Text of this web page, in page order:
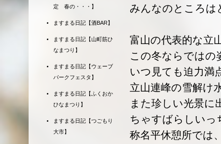
みんなのところは
富山の代表的な立
この冬ならではの
いつ見ても迫力満
立山連峰の雪解け
また珍しい光景に
ちゃすばらしいっ
称名平休憩所では
定 春の・・・】
ますまる日記【酒BAR】
ますまる日記【山町筋ひ
なまつり】
ますまる日記【ウェーブ
パークフェスタ】
ますまる日記【ふくおか
ひなまつり】
ますまる日記【つごもり
大市】